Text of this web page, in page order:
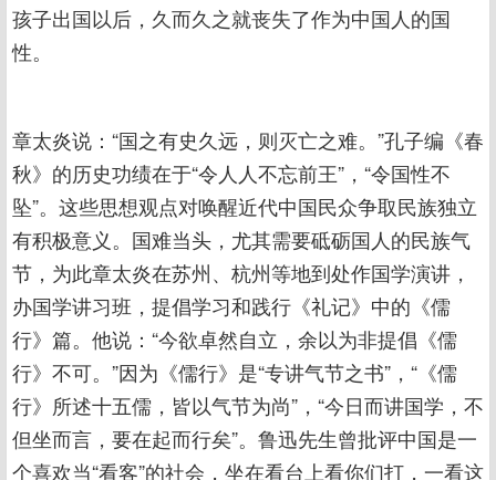
孩子出国以后，久而久之就丧失了作为中国人的国
性。
章太炎说：“国之有史久远，则灭亡之难。”孔子编《春
秋》的历史功绩在于“令人人不忘前王”，“令国性不
坠”。这些思想观点对唤醒近代中国民众争取民族独立
有积极意义。国难当头，尤其需要砥砺国人的民族气
节，为此章太炎在苏州、杭州等地到处作国学演讲，
办国学讲习班，提倡学习和践行《礼记》中的《儒
行》篇。他说：“今欲卓然自立，余以为非提倡《儒
行》不可。”因为《儒行》是“专讲气节之书”，“《儒
行》所述十五儒，皆以气节为尚”，“今日而讲国学，不
但坐而言，要在起而行矣”。鲁迅先生曾批评中国是一
个喜欢当“看客”的社会，坐在看台上看你们打，一看这